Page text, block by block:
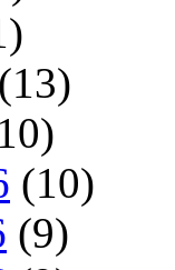
(13)
(10)
(9)